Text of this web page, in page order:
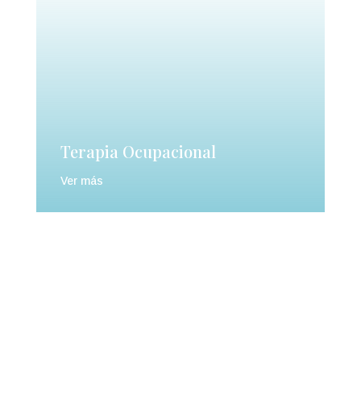
Terapia Ocupacional
Ver más